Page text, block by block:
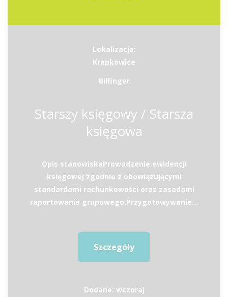
Lokalizacja:
Krapkowice
Bilfinger
Starszy księgowy / Starsza
księgowa
Opis stanowiskaProwadzenie ewidencji
księgowej zgodnie z obowiązującymi
standardami rachunkowości oraz zasadami
raportowania grupowego.Przygotowywanie...
Szczegóły
Dodane: wczoraj